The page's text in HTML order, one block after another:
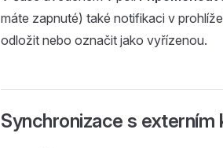
máte zapnuté) také notifikaci v
odložit nebo označit jako vyřízenou.
Synchronizace s externím